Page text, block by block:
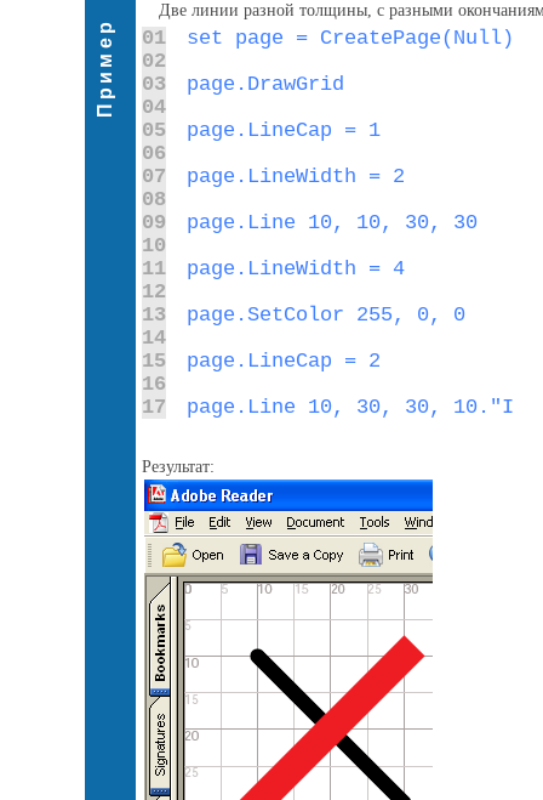
Пример
Две линии разной толщины, с разными
01
02
03
04
05
page.LineCap = 1
06
07
08
09
page.Line 10, 10, 30, 30
10
11
page.LineWidth = 4
12
13
page.SetColor 255, 0, 0
14
15
16
17
page.Line 10, 30, 30, 10."I
Результат: